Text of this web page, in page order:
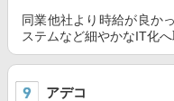
同業他社より時給が良か
ステムなど細やかなIT化
アデコ